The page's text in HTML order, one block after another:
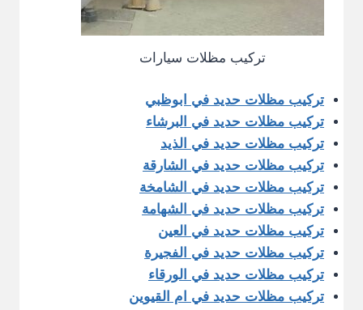
تركيب مظلات سيارات
تركيب مظلات حديد في ابوظبي
تركيب مظلات حديد في البرشاء
تركيب مظلات حديد في الذيد
تركيب مظلات حديد في الشارقة
تركيب مظلات حديد في الشامخة
تركيب مظلات حديد في الشهامة
تركيب مظلات حديد في العين
تركيب مظلات حديد في الفجيرة
تركيب مظلات حديد في الورقاء
تركيب مظلات حديد في ام القيوين